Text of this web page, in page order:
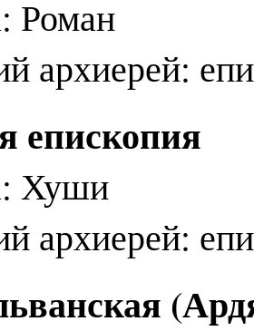
Роман
архиерей:
епископия
Хуши
архиерей: